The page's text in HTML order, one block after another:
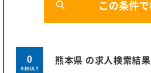
0
RESULT
熊本県 の求人検索結果